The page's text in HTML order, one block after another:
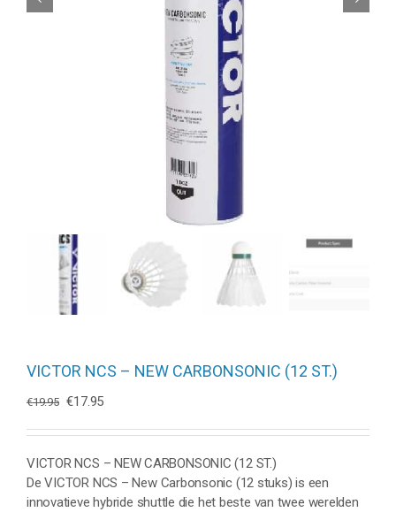
VICTOR NCS – NEW CARBONSONIC (12 ST.)
€19.95 Oorspronkelijke
was:
€19.95.
€17.95Huidige
is:
€17.95.
VICTOR NCS – NEW CARBONSONIC (12 ST.)
De VICTOR NCS – New Carbonsonic (12 stuks) is een
innovatieve hybride shuttle die het beste van twee werelden